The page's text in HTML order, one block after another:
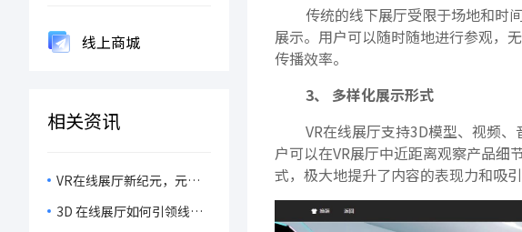
线上商城
相关资讯
VR在线展厅新纪元，元居
观展新风尚！
3D 在线展厅如何引领线上
传统的线下展厅受限于场地和时
展示。用户可以随时随地进行参观，
传播效率。
3、 多样化展示形式
VR在线展厅支持3D模型、视频
户可以在VR展厅中近距离观察产品
式，极大地提升了内容的表现力和吸引